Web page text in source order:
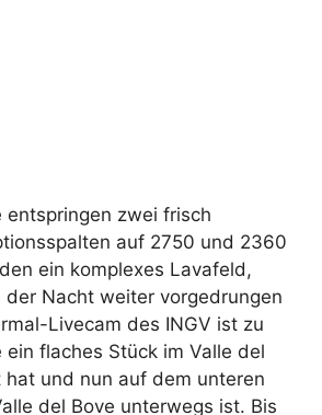
entspringen zwei frisch
auf 2750 und 2360
ein komplexes Lavafeld,
der Nacht weiter vorgedrungen
Livecam des INGV ist zu
ein flaches Stück im Valle del
hat und nun auf dem unteren
del Bove unterwegs ist. Bis